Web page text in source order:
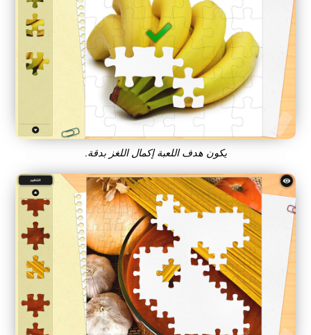
يكون هدف اللعبة إكمال اللغز بدقة.